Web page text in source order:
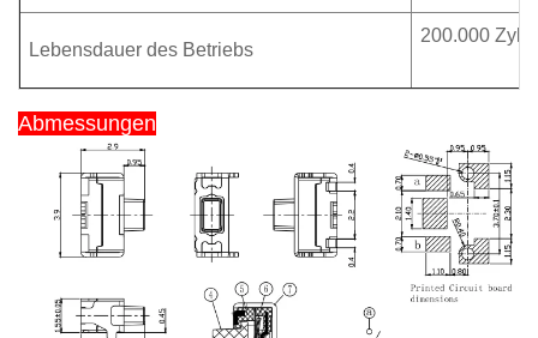
Lebensdauer des Betriebs
200.000
Abmessungen